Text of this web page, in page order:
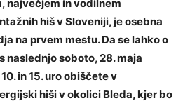
največjem in vodilnem
hiš v Sloveniji, je osebna
na prvem mestu. Da se lahko o
naslednjo soboto, 28. maja
in 15. uro obiščete v
hiši v okolici Bleda, kjer bo